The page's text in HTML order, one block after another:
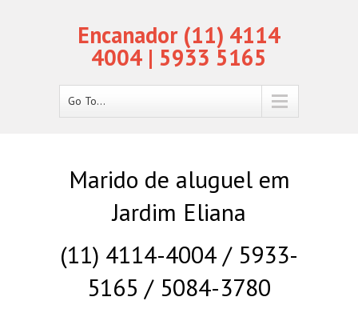
Encanador (11) 4114
4004 | 5933 5165
Go To...
Marido de aluguel em
Jardim Eliana
(11) 4114-4004 / 5933-
5165 / 5084-3780